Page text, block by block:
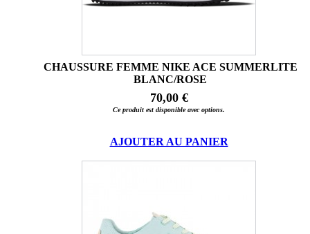
CHAUSSURE FEMME NIKE ACE SUMMERLITE
BLANC/ROSE
70,00 €
Ce produit est disponible avec options.
AJOUTER AU PANIER